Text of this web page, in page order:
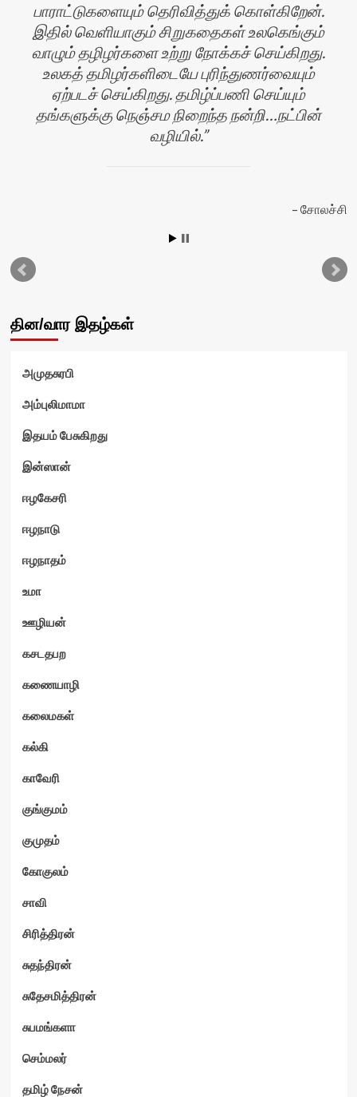
பாராட்டுகளையும் தெரிவித்துக் கொள்கிறேன்.
இதில் வெளியாகும் சிறுகதைகள் உலகெங்கும்
வாழும் தழிழர்களை உற்று நோக்கச் செய்கிறது.
உலகத் தமிழர்களிடையே புரிந்துணர்வையும்
ஏற்படச் செய்கிறது. தமிழ்ப்பணி செய்யும்
தங்களுக்கு நெஞ்சம நிறைந்த நன்றி…நட்பின்
வழியில்.
சோலச்சி
தின/வார இதழ்கள்
அமுதசுரபி
அம்புலிமாமா
இதயம் பேசுகிறது
இன்ஸான்
ஈழகேசரி
ஈழநாடு
ஈழநாதம்
உமா
ஊழியன்
கசடதபற
கணையாழி
கலைமகள்
கல்கி
காவேரி
குங்குமம்
குமுதம்
கோகுலம்
சாவி
சிரித்திரன்
சுதந்திரன்
சுதேசமித்திரன்
சுபமங்களா
செம்மலர்
தமிழ் நேசன்